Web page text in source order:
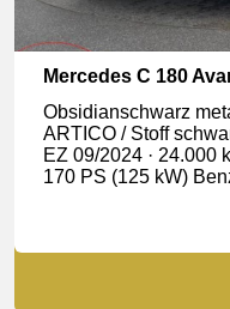
Mercedes C 180
Obsidianschwarz
ARTICO / Stoff
EZ 09/2024 · 24.000
170 PS (125 kW)